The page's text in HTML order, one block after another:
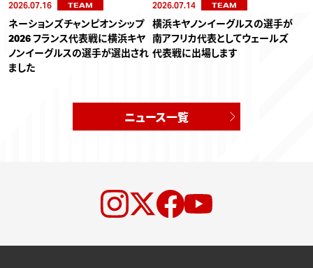
2026.07.16 TEAM
ネーションズチャンピオンシップ
2026 フランス代表戦に横浜キヤ
ノンイーグルスの選手が選出され
ました
2026.07.14 TEAM
横浜キヤノンイーグルスの選手が
南アフリカ代表としてウェールズ
代表戦に出場します
ニュース一覧